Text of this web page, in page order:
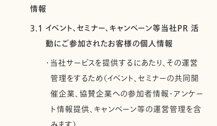
情報
3.1 イベント、セミナー、キャンペーン等当社PR 活
動にご参加されたお客様の個人情報
・当社サービスを提供するにあたり、その運営
管理をするため（イベント、セミナーの共同開
催企業、協賛企業への参加者情報・アンケー
ト情報提供、キャンペーン等の運営管理を含